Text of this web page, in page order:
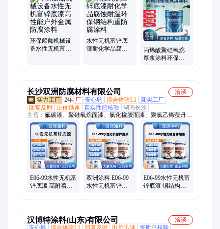
底漆、无机硅酸锌底漆、航标漆、有机硅高温漆、环氧树脂面
漆、氯磺化聚乙烯防腐漆、环氧磷酸锌底漆
环保船舶机械设
备水性无机富锌
水性无机富锌底
漆耐化学品腐蚀
丙烯酸聚硅氧烷
厚浆涂料环保型
长沙双洲防腐材料有限公司
洽谈
2年 厂 安心购 综合体验L1 真实工厂
回复及时 出价迅速 真实性已核验 湖南长沙
主营： 氟碳漆、聚硅氧烷面漆、氯化橡胶面漆、聚氯乙烯萤丹涂
料、防腐涂料、环氧富锌底漆、919防腐涂料、901瓷釉涂料、无
机涂料、无机富锌底漆、om烟囱防腐涂料、036耐油涂料、隧道
瓷化涂料、环氧涂料、涂料、环氧玻璃鳞片涂料、瓷化墙膜、氯
磺化聚乙烯防腐漆、高氯化聚乙烯防腐漆、环氧煤沥青防腐漆、
高温漆、聚氨酯面漆、反光漆、环氧云铁中间漆、防腐漆
E06-99水性无机富
锌底漆 高附着耐
双洲涂料 E06-99
水性无机富锌底
E06-99水性无机富
锌底漆 钢结构防
汉博特涂料(山东)有限公司
洽谈